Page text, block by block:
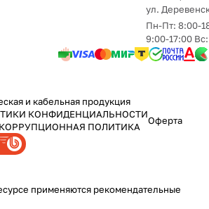
yл.
Пн-Пт: 8:00-
9:00-17:00
и кабельная продукция
КОНФИДЕНЦИАЛЬНОСТИ
ПОЛИТИКА
Оферта
применяются рекомендательные